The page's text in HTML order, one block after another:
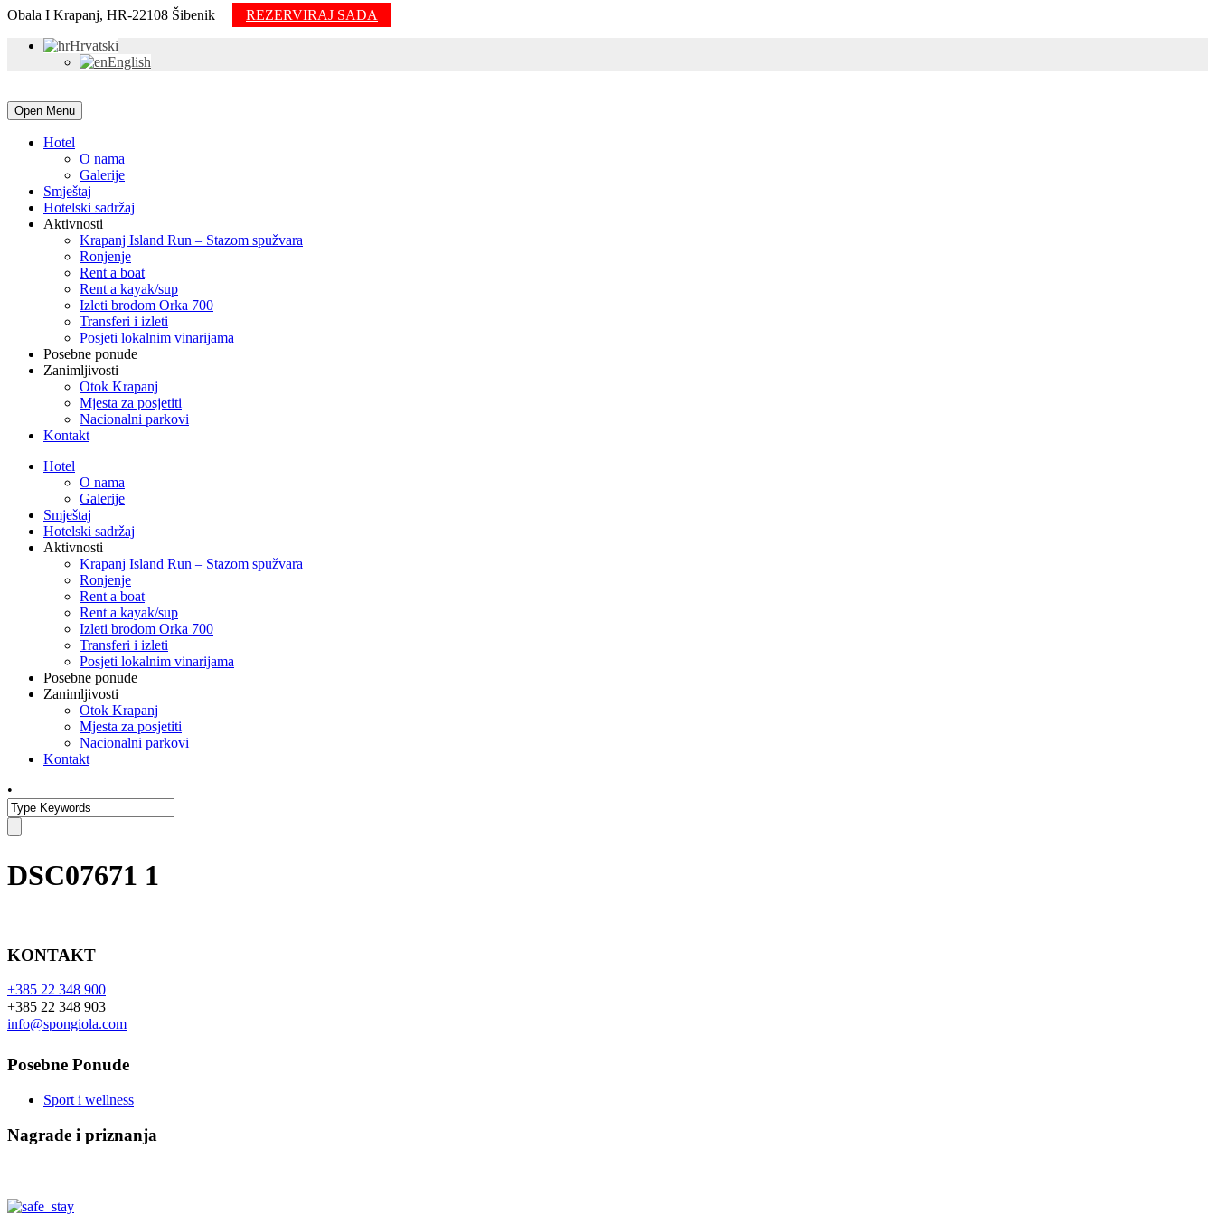
Obala I Krapanj, HR-22108 Šibenik
REZERVIRAJ SADA
Hrvatski
English
Open Menu
Hotel
O nama
Galerije
Smještaj
Hotelski sadržaj
Aktivnosti
Krapanj Island Run – Stazom spužvara
Ronjenje
Rent a boat
Rent a kayak/sup
Izleti brodom Orka 700
Transferi i izleti
Posjeti lokalnim vinarijama
Posebne ponude
Zanimljivosti
Otok Krapanj
Mjesta za posjetiti
Nacionalni parkovi
Kontakt
Hotel
O nama
Galerije
Smještaj
Hotelski sadržaj
Aktivnosti
Krapanj Island Run – Stazom spužvara
Ronjenje
Rent a boat
Rent a kayak/sup
Izleti brodom Orka 700
Transferi i izleti
Posjeti lokalnim vinarijama
Posebne ponude
Zanimljivosti
Otok Krapanj
Mjesta za posjetiti
Nacionalni parkovi
Kontakt
•
DSC07671 1
KONTAKT
+385 22 348 900
+385 22 348 903
info@spongiola.com
Posebne Ponude
Sport i wellness
Nagrade i priznanja